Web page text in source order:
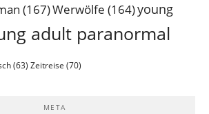
(167)Werwölfe (164)young
adult paranormal
(63) Zeitreise (70)
META